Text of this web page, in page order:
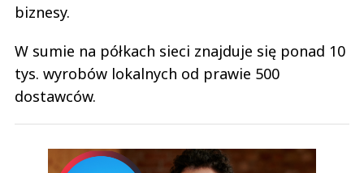
biznesy.
W sumie na półkach sieci znajduje się ponad 10
tys. wyrobów lokalnych od prawie 500
dostawców.